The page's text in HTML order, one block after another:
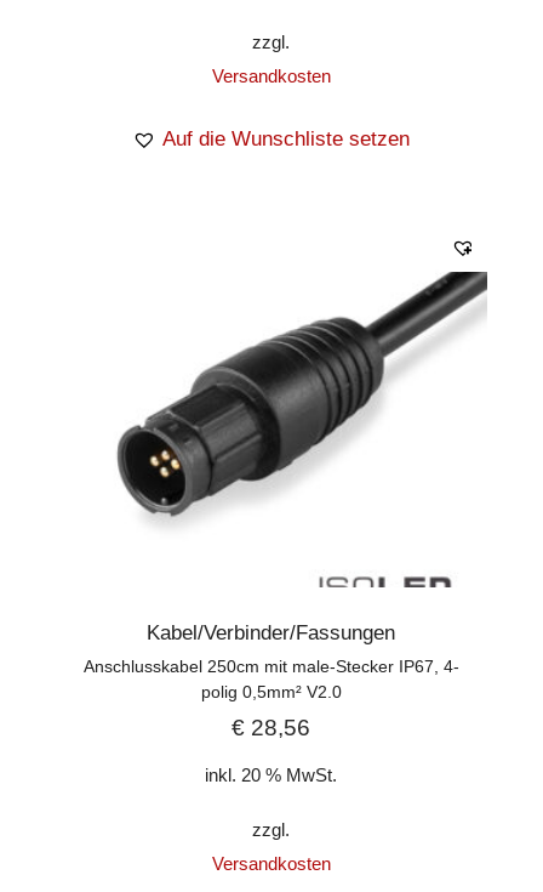
zzgl.
Versandkosten
Auf die Wunschliste setzen
Kabel/Verbinder/Fassungen
Anschlusskabel 250cm mit male-Stecker IP67, 4-
polig 0,5mm² V2.0
€ 28,56
inkl. 20 % MwSt.
zzgl.
Versandkosten